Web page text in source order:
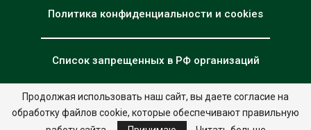
Политика конфиденциальности и cookies
Список запрещенных в РФ организаций
© 2026 - НИА "Экология". Все права защищены. Дизайн:nia.eco
Продолжая использовать наш сайт, вы даете согласие на
обработку файлов cookie, которые обеспечивают правильную